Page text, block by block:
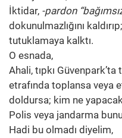
İktidar, -pardon
dokunulmazlığını
tutuklamaya kalktı.
O esnada,
Ahali, tıpkı Güvenpark’ta
etrafında toplansa veya
doldursa; kim ne
Polis veya jandarma
Hadi bu olmadı diyelim,